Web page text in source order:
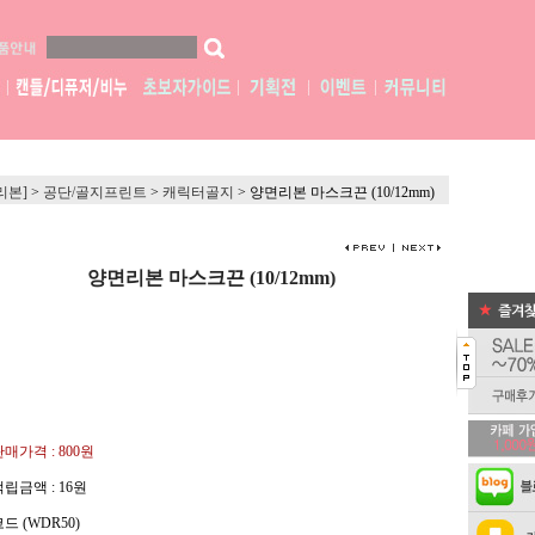
본] > 공단/골지프린트 > 캐릭터골지 > 양면리본 마스크끈 (10/12mm)
양면리본 마스크끈 (10/12mm)
매가격 : 800원
립금액 : 16원
드 (WDR50)